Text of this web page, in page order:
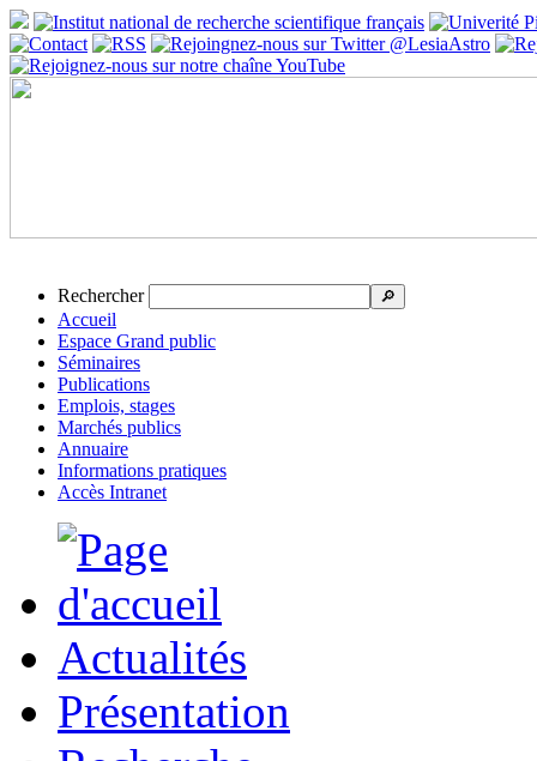
Rechercher 🔎
Accueil
Espace Grand public
Séminaires
Publications
Emplois, stages
Marchés publics
Annuaire
Informations pratiques
Accès Intranet
Actualités
Présentation